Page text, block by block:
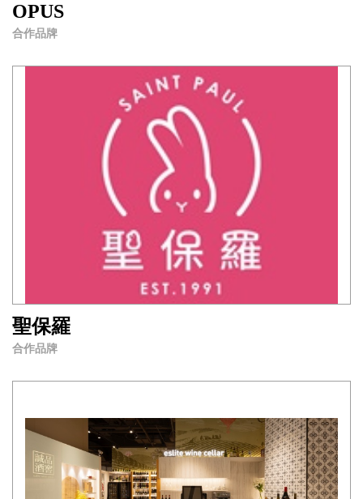
OPUS
合作品牌
聖保羅
合作品牌